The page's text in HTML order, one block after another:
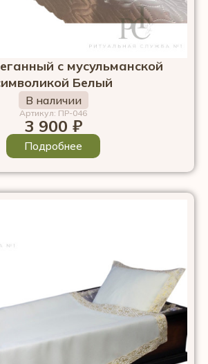
с мусульманской
Белый
В наличии
Артикул: ПР-046
3 900 ₽
Подробнее